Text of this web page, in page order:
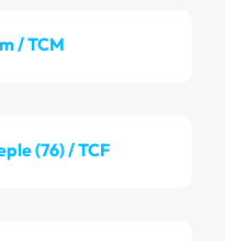
/ TCM
(76) / TCF